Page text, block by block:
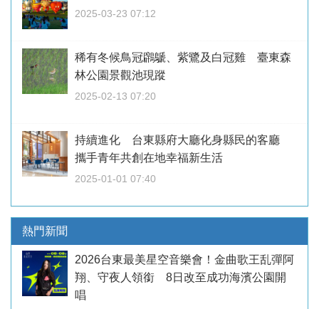
2025-03-23 07:12
稀有冬候鳥冠鸊鷈、紫鷺及白冠雞 臺東森
林公園景觀池現蹤
2025-02-13 07:20
持續進化 台東縣府大廳化身縣民的客廳
攜手青年共創在地幸福新生活
2025-01-01 07:40
熱門新聞
2026台東最美星空音樂會！金曲歌王乱彈阿
翔、守夜人領銜 8日改至成功海濱公園開
唱